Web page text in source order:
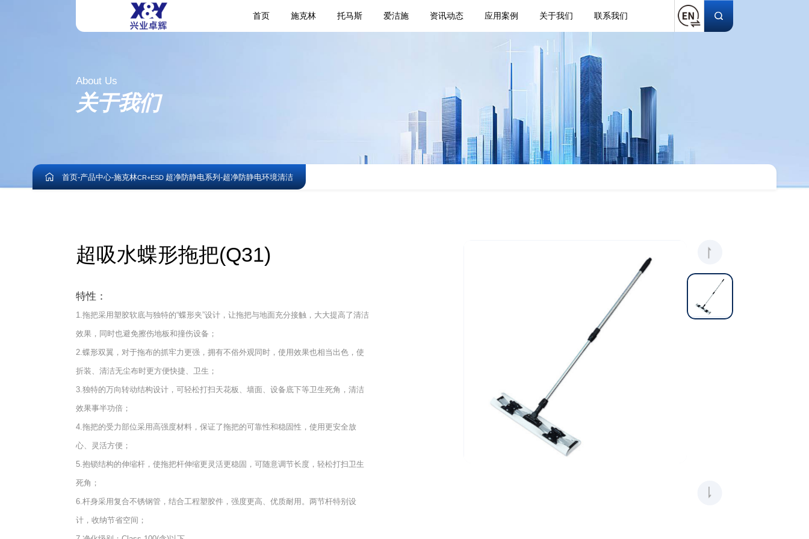
首页 施克林 托马斯 爱洁施 资讯动态 应用案例 关于我们 联系我们
About Us
关于我们
首页-产品中心-施克林CR+ESD 超净防静电系列-超净防静电环境清洁
超吸水蝶形拖把(Q31)
特性：
1.拖把采用塑胶软底与独特的“蝶形夹”设计，让拖把与地面充分接触，大大提高了清洁
效果，同时也避免擦伤地板和撞伤设备；
2.蝶形双翼，对于拖布的抓牢力更强，拥有不俗外观同时，使用效果也相当出色，使
折装、清洁无尘布时更方便快捷、卫生；
3.独特的万向转动结构设计，可轻松打扫天花板、墙面、设备底下等卫生死角，清洁
效果事半功倍；
4.拖把的受力部位采用高强度材料，保证了拖把的可靠性和稳固性，使用更安全放
心、灵活方便；
5.抱锁结构的伸缩杆，使拖把杆伸缩更灵活更稳固，可随意调节长度，轻松打扫卫生
死角；
6.杆身采用复合不锈钢管，结合工程塑胶件，强度更高、优质耐用。两节杆特别设
计，收纳节省空间；